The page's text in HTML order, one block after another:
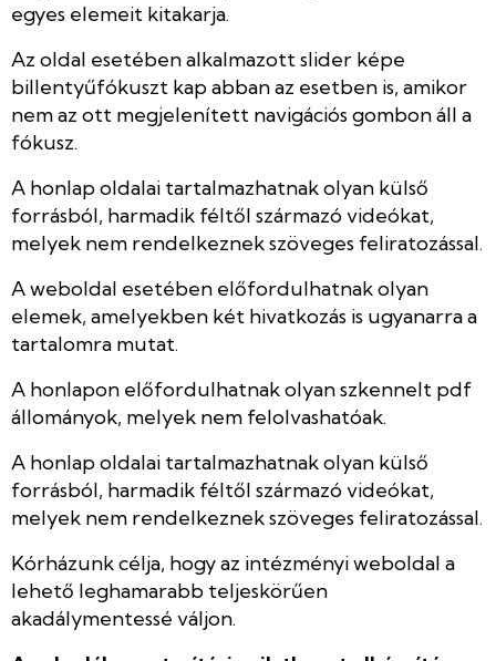
egyes elemeit kitakarja.
Az oldal esetében alkalmazott slider képe
billentyűfókuszt kap abban az esetben is, amikor
nem az ott megjelenített navigációs gombon áll a
fókusz.
A honlap oldalai tartalmazhatnak olyan külső
forrásból, harmadik féltől származó videókat,
melyek nem rendelkeznek szöveges feliratozással.
A weboldal esetében előfordulhatnak olyan
elemek, amelyekben két hivatkozás is ugyanarra a
tartalomra mutat.
A honlapon előfordulhatnak olyan szkennelt pdf
állományok, melyek nem felolvashatóak.
A honlap oldalai tartalmazhatnak olyan külső
forrásból, harmadik féltől származó videókat,
melyek nem rendelkeznek szöveges feliratozással.
Kórházunk célja, hogy az intézményi weboldal a
lehető leghamarabb teljeskörűen
akadálymentessé váljon.